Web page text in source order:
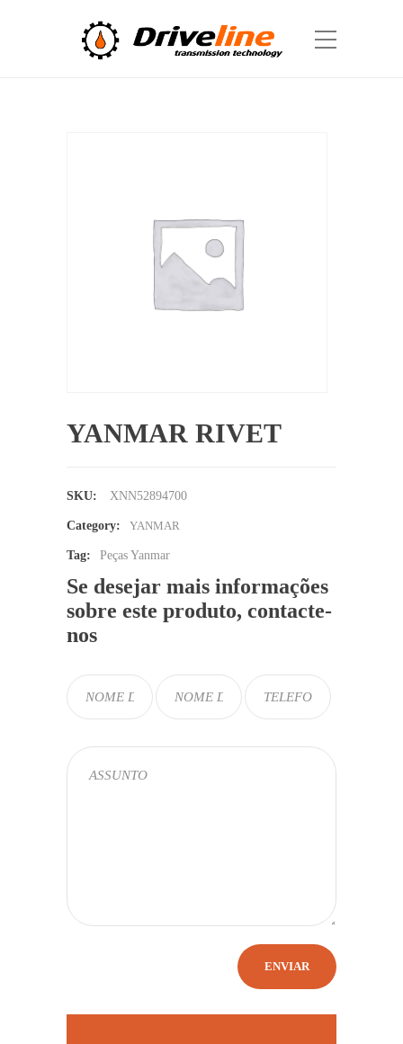
YANMAR RIVET
SKU: XNN52894700
Category: YANMAR
Tag: Peças Yanmar
Se desejar mais informações
sobre este produto, contacte-
nos